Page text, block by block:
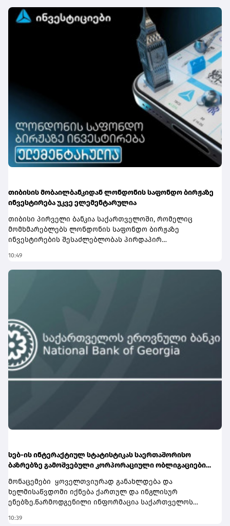
ისწავლონ სასურველ უნივერსიტეტში სრული
დაფინანსებით.დიდ ბრიტანეთში სწავლის მსურველებმა,
6 ოქტომბრამდე უნდა შეავსონ განაცხადი
ბმულზე.აღსანიშნავია ისიც, რომ საქართველოს ბანკის
სტიპენდია ფარავს როგორც ერთწლიან სამაგისტრო
საფეხურზე სწავლის, ასევე მასთან დაკავშირებულ
ყველა აუცილებელ ხარჯს.პროგრამის ფარგლებში უკვე
გამოვლინდა საქართველოს ბანკის 30-ზე მეტი
სტიპენდიატი და მათი რაოდენობა კი ყოველწლიურად
იზრდება.შეგახსენებთ, რომ საქართველოს ბანკი უკვე 10
წელზე მეტია CHEVENING-ის სასტიპენდიო პროგრამის
პარტნიორია. საქართველოს ბანკის მიერ
განხორციელებული საგანმანათლებლო პროგრამების
შესახებ დეტალური ინფორმაციის მისაღებად ეწვიეთ
ვებგვერდს.
თიბისის მობაილბანკიდან ლონდონის საფონდო ბირჟაზე
ინვესტირება უკვე ელემენტარულია
თიბისი პირველი ბანკია საქართველოში, რომელიც
მომხმარებლებს ლონდონის საფონდო ბირჟაზე
ინვესტირების შესაძლებლობას პირდაპირ
ამერიკისა და ლონდონის ბაზრებზე წარმოდგენილ
კომპანიებში ინვესტირება ერთი საინვესტიციო
ანგარიშის გახსნას ერთ წუთზე ნაკლები დრო სჭირდება.
დღეს საინვესტიციო პლატფორმის მეშვეობით,
მომხმარებლებისთვის ხელმისაწვდომ
ამერიკულაქციებთან და ETF-ებთან ერთად, ლონდონის
ბაზრის დამატებით საინვესტიციო შესაძლებლობები
კიდევ უფრო გაფართოვდა.ლონდონის საფონდო ბირჟის
დამატება კიდევ ერთი ნაბიჯია თიბისის მიზნისკენ –
პირდაპირმობაილბანკში:
10:49
სებ-ის ინტერაქტიულ სტატისტიკას საერთაშორისო
ბაზრებზე გამოშვებული კორპორაციული ობლიგაციების
მონაცემები ყოველთვიურად განახლდება და
ხელმისაწვდომი იქნება ქართულ და ინგლისურ
ენებზე.წარმოდგენილი ინფორმაცია საქართველოს
პროცესში მნიშვნელოვან დახმარებას გაუწევს
10:39